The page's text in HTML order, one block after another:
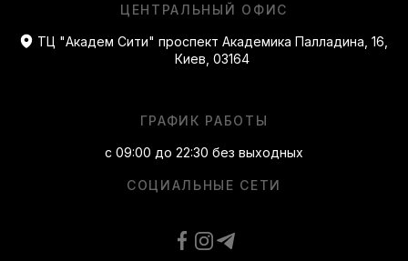
ЦЕНТРАЛЬНЫЙ ОФИС
ТЦ "Академ Сити" проспект Академика Палладина, 16,
Киев, 03164
СОЦИАЛЬНЫЕ СЕТИ
ГРАФИК РАБОТЫ
с 09:00 до 22:30 без выходных